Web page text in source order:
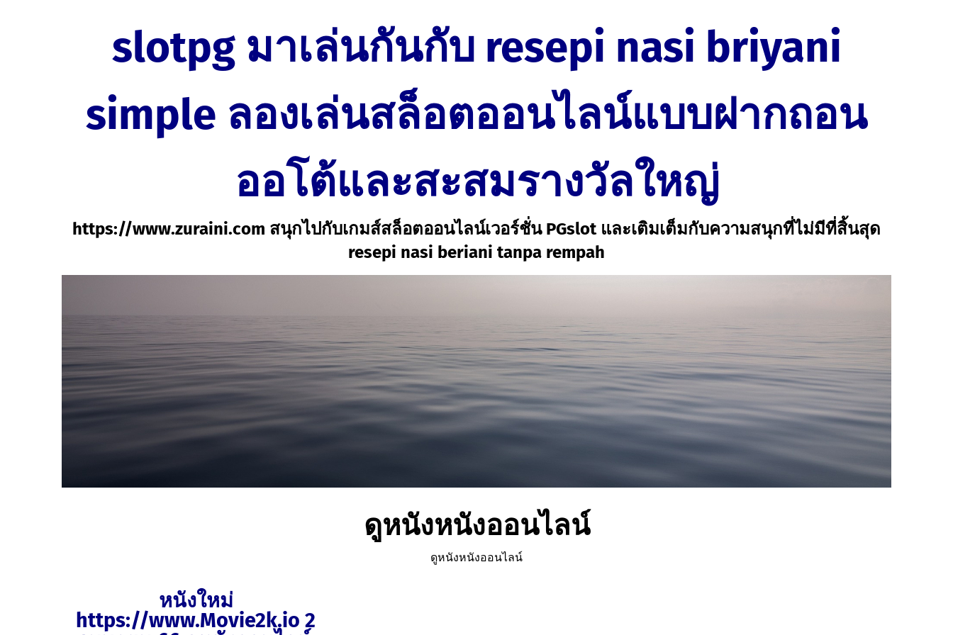
slotpg มาเล่นกันกับ resepi nasi briyani
simple ลองเล่นสล็อตออนไลน์แบบฝากถอน
ออโต้และสะสมรางวัลใหญ่
https://www.zuraini.com สนุกไปกับเกมส์สล็อตออนไลน์เวอร์ชั่น PGslot และเติมเต็มกับความสนุกที่ไม่มีที่สิ้นสุด
resepi nasi beriani tanpa rempah
ดูหนังหนังออนไลน์
ดูหนังหนังออนไลน์
หนังใหม่
https://www.Movie2k.io 2